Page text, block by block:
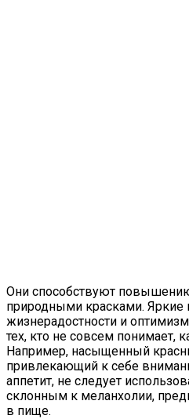
Они способствуют
природными красками. Яркие
жизнерадостности и
тех, кто не совсем понимает,
Например, насыщенный
привлекающий к себе
аппетит, не следует
склонным к меланхолии,
в пище.